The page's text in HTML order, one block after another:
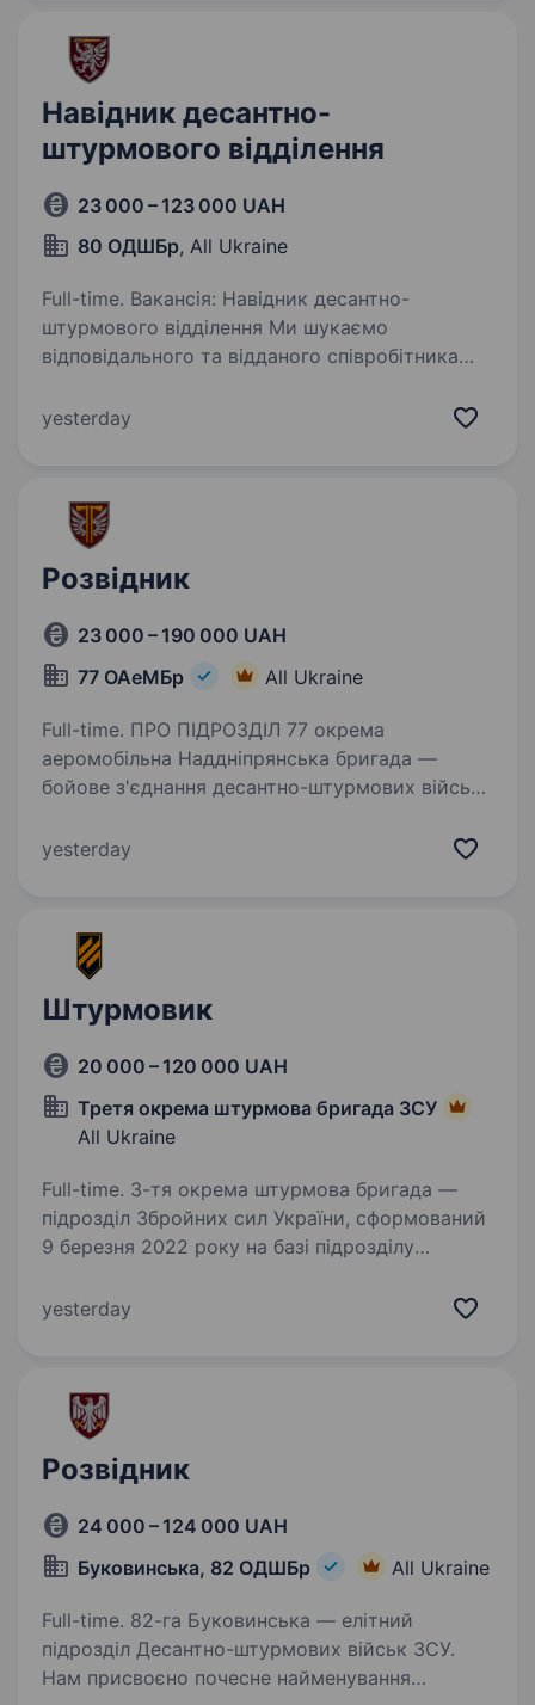
Навідник десантно-
штурмового відділення
23 000 – 123 000 UAH
80 ОДШБр, All Ukraine
Full-time. Вакансія: Навідник десантно-
штурмового відділення Ми шукаємо
відповідального та відданого співробітника
відділення в складі 80-ої окремої десантно-
yesterday
Розвідник
23 000 – 190 000 UAH
77 ОАеМБр
All Ukraine
Full-time. ПРО ПІДРОЗДІЛ 77 окрема
аеромобільна Наддніпрянська бригада —
бойове з'єднання десантно-штурмових військ
2022 року в умовах широкомасштабного
yesterday
Штурмовик
20 000 – 120 000 UAH
Третя окрема штурмова бригада ЗСУ
All Ukraine
Full-time. 3-тя окрема штурмова бригада —
підрозділ Збройних сил України, сформований
9 березня 2022 року на базі підрозділу
створюватися у Києві з перших днів
yesterday
Розвідник
24 000 – 124 000 UAH
Буковинська, 82 ОДШБр
All Ukraine
Full-time. 82-га Буковинська — елітний
підрозділ Десантно-штурмових військ ЗСУ.
Нам присвоєно почесне найменування